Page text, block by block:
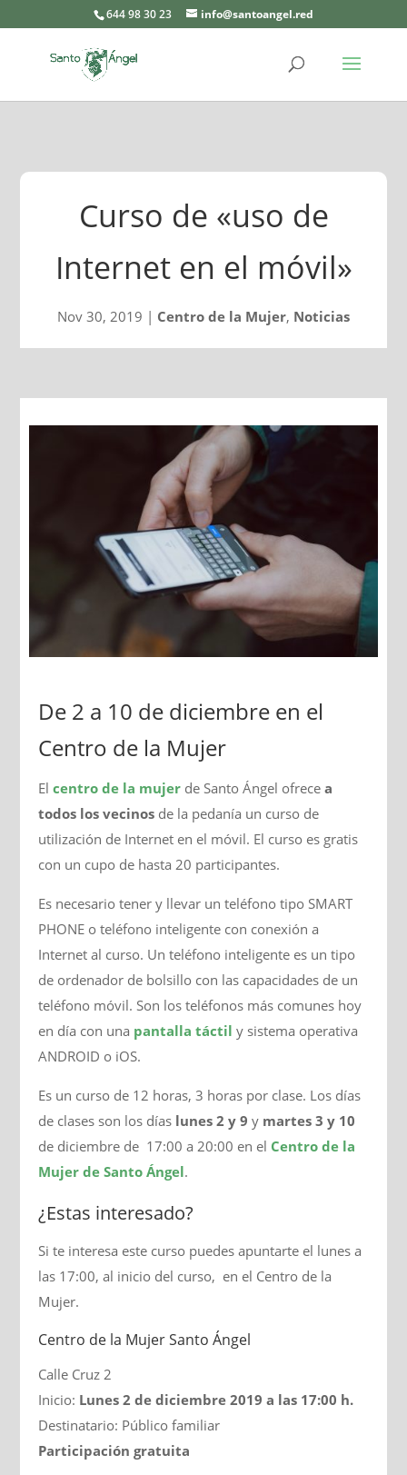
644 98 30 23 info@santoangel.red
Curso de «uso de
Internet en el móvil»
Nov 30, 2019 | Centro de la Mujer, Noticias
De 2 a 10 de diciembre en el
Centro de la Mujer
Elcentro de la mujer de Santo Ángel ofrecea
todos los vecinos de la pedanía un curso de
utilización de Internet en el móvil. El curso es gratis
con un cupo de hasta 20 participantes.
Es necesario tener y llevar un teléfono tipo SMART
PHONE o teléfono inteligente con conexión a
Internet al curso. Un teléfono inteligente es un tipo
de ordenador de bolsillo con las capacidades de un
teléfono móvil. Son los teléfonos más comunes hoy
en día con una pantalla táctil y sistema operativa
ANDROID o iOS.
Es un curso de 12 horas, 3 horas por clase. Los días
de clases son los días lunes 2 y 9 y martes 3 y 10
de diciembre de 17:00 a 20:00 en el Centro de la
Mujer de Santo Ángel.
¿Estas interesado?
Si te interesa este curso puedes apuntarte el lunes a
las 17:00, al inicio del curso, en el Centro de la
Mujer.
Centro de la Mujer Santo Ángel
Calle Cruz 2
Inicio: Lunes 2 de diciembre 2019 a las 17:00 h.
Destinatario: Público familiar
Participación gratuita